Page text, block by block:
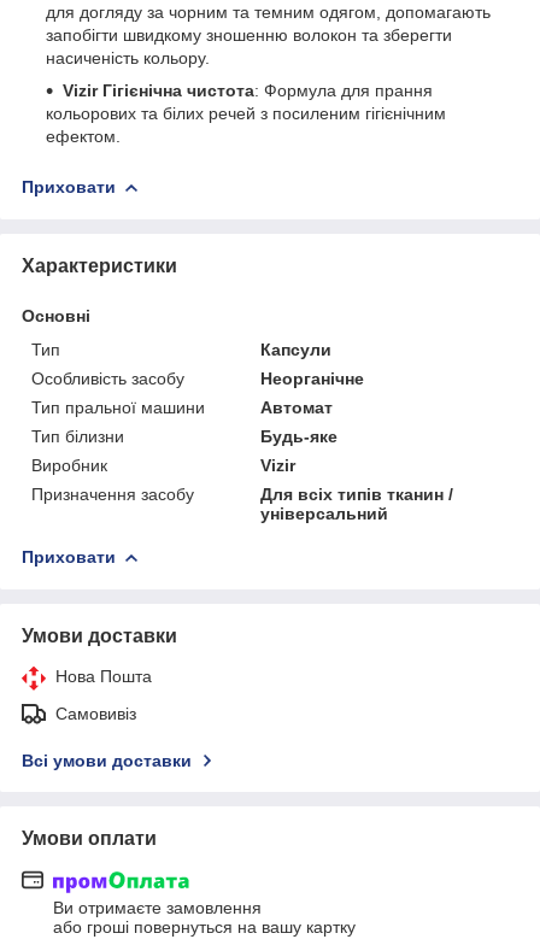
для догляду за чорним та темним одягом, допомагають
запобігти швидкому зношенню волокон та зберегти
насиченість кольору.
Vizir Гігієнічна чистота: Формула для прання
кольорових та білих речей з посиленим гігієнічним
ефектом.
Приховати
Характеристики
Основні
Тип
Капсули
Особливість засобу
Неорганічне
Тип пральної машини
Автомат
Тип білизни
Будь-яке
Виробник
Vizir
Призначення засобу
Для всіх типів тканин /
універсальний
Приховати
Умови доставки
Нова Пошта
Самовивіз
Всі умови доставки
Умови оплати
Ви отримаєте замовлення
або гроші повернуться на вашу картку